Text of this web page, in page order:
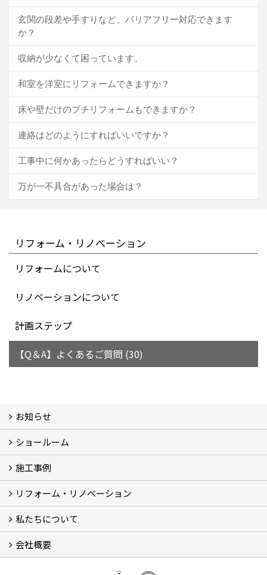
玄関の段差や手すりなど、バリアフリー対応できます
か？
収納が少なくて困っています。
和室を洋室にリフォームできますか？
床や壁だけのプチリフォームもできますか？
連絡はどのようにすればいいですか？
工事中に何かあったらどうすればいい？
万が一不具合があった場合は？
リフォーム・リノベーション
リフォームについて
リノベーションについて
計画ステップ
【Q＆A】よくあるご質問 (30)
お知らせ
お知らせ (3)
ショールーム
体感ルーム
イベント
施工事例
施工事例
お客様の声
リフォーム・リノベーション
リフォームについて
リノベーションについて
計画ステップ
【Q＆A】よくあるご質問 (30)
私たちについて
スタッフ紹介
ブログ
想い
会社概要